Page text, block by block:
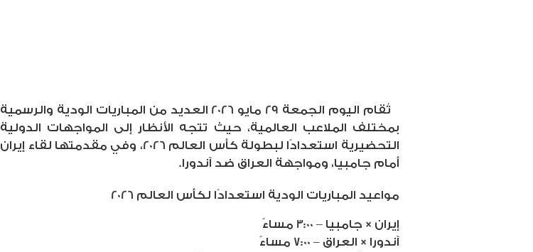
تُقام اليوم الجمعة 29 مايو 2026 العديد من المباريات الودية والرسمية
بمختلف الملاعب العالمية، حيث تتجه الأنظار إلى المواجهات الدولية
التحضيرية استعدادًا لبطولة كأس العالم 2026، وفي مقدمتها لقاء إيران
أمام جامبيا، ومواجهة العراق ضد آندورا.
مواعيد المباريات الودية استعدادًا لكأس العالم 2026
إيران × جامبيا – 3:00 مساءً
آندورا × العراق – 7:00 مساءً